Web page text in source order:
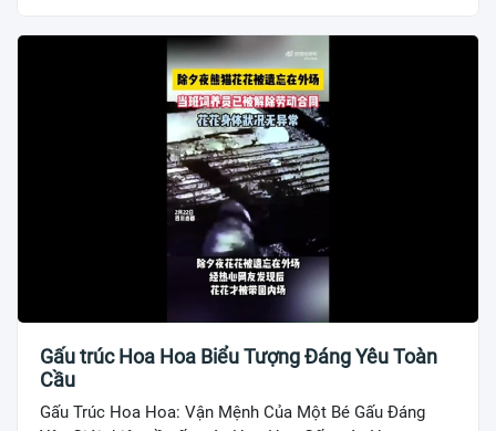
Gấu trúc Hoa Hoa Biểu Tượng Đáng Yêu Toàn
Cầu
Gấu Trúc Hoa Hoa: Vận Mệnh Của Một Bé Gấu Đáng